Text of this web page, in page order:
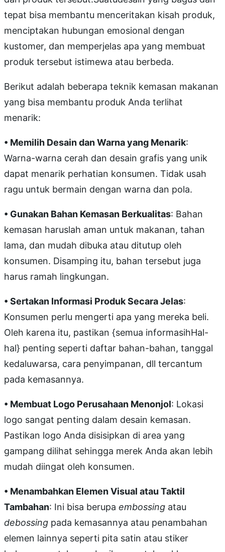
tepat bisa membantu menceritakan kisah produk,
menciptakan hubungan emosional dengan
kustomer, dan memperjelas apa yang membuat
produk tersebut istimewa atau berbeda.
Berikut adalah beberapa teknik kemasan makanan
yang bisa membantu produk Anda terlihat
menarik:
• Memilih Desain dan Warna yang Menarik:
Warna-warna cerah dan desain grafis yang unik
dapat menarik perhatian konsumen. Tidak usah
ragu untuk bermain dengan warna dan pola.
• Gunakan Bahan Kemasan Berkualitas: Bahan
kemasan haruslah aman untuk makanan, tahan
lama, dan mudah dibuka atau ditutup oleh
konsumen. Disamping itu, bahan tersebut juga
harus ramah lingkungan.
• Sertakan Informasi Produk Secara Jelas:
Konsumen perlu mengerti apa yang mereka beli.
Oleh karena itu, pastikan {semua informasihHal-
hal} penting seperti daftar bahan-bahan, tanggal
kedaluwarsa, cara penyimpanan, dll tercantum
pada kemasannya.
• Membuat Logo Perusahaan Menonjol: Lokasi
logo sangat penting dalam desain kemasan.
Pastikan logo Anda disisipkan di area yang
gampang dilihat sehingga merek Anda akan lebih
mudah diingat oleh konsumen.
• Menambahkan Elemen Visual atau Taktil
Tambahan: Ini bisa berupa embossing atau
debossing pada kemasannya atau penambahan
elemen lainnya seperti pita satin atau stiker